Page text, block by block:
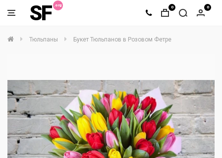
SF 0 0
Тюльпаны Букет Тюльпанов в Розовом Фетре